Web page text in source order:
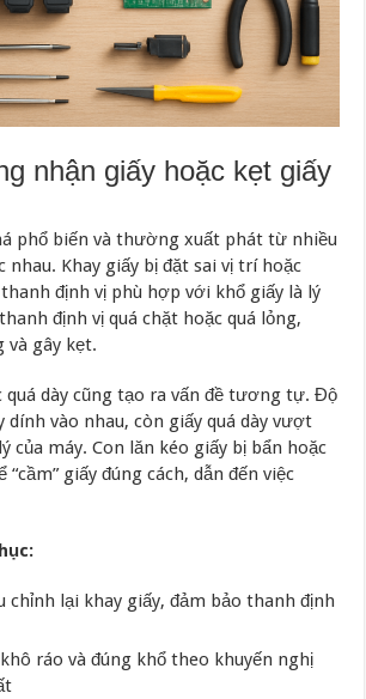
nhận giấy hoặc kẹt giấy
phổ biến và thường xuất phát từ nhiều
nhau. Khay giấy bị đặt sai vị trí hoặc
định vị phù hợp với khổ giấy là lý
định vị quá chặt hoặc quá lỏng,
và gây kẹt.
quá dày cũng tạo ra vấn đề tương tự. Độ
dính vào nhau, còn giấy quá dày vượt
của máy. Con lăn kéo giấy bị bẩn hoặc
giấy đúng cách, dẫn đến việc
chỉnh lại khay giấy, đảm bảo thanh định
ráo và đúng khổ theo khuyến nghị